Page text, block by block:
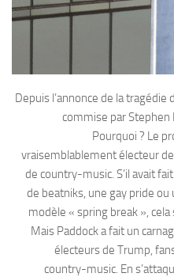
Depuis l’annonce de la
commise par Stephen
Pourquoi ? Le
vraisemblablement électeur
de country-music. S’il avait
de beatniks, une gay pride
modèle « spring break »,
Mais Paddock a fait un
électeurs de Trump,
country-music. En